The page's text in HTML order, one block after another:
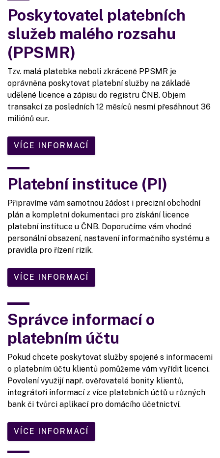
Poskytovatel platebních
služeb malého rozsahu
(PPSMR)
Tzv. malá platebka neboli zkráceně PPSMR je
oprávněna poskytovat platební služby na základě
udělené licence a zápisu do registru ČNB. Objem
transakcí za posledních 12 měsíců nesmí přesáhnout 36
miliónů eur.
VÍCE INFORMACÍ
Platební instituce (PI)
Připravíme vám samotnou žádost i precizní obchodní
plán a kompletní dokumentaci pro získání licence
platební instituce u ČNB. Doporučíme vám vhodné
personální obsazení, nastavení informačního systému a
pravidla pro řízení rizik.
VÍCE INFORMACÍ
Správce informací o
platebním účtu
Pokud chcete poskytovat služby spojené s informacemi
o platebním účtu klientů pomůžeme vám vyřídit licenci.
Povolení využijí např. ověřovatelé bonity klientů,
integrátoři informací z více platebních účtů u různých
bank či tvůrci aplikací pro domácího účetnictví.
VÍCE INFORMACÍ